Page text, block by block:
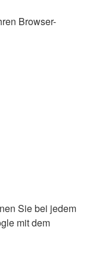
Browser-
Sie bei jedem
mit dem